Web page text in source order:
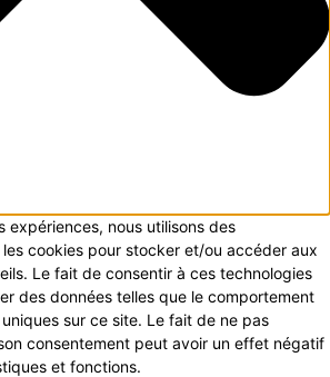
expériences, nous utilisons des
cookies pour stocker et/ou accéder aux
Le fait de consentir à ces technologies
des données telles que le comportement
sur ce site. Le fait de ne pas
consentement peut avoir un effet négatif
et fonctions.